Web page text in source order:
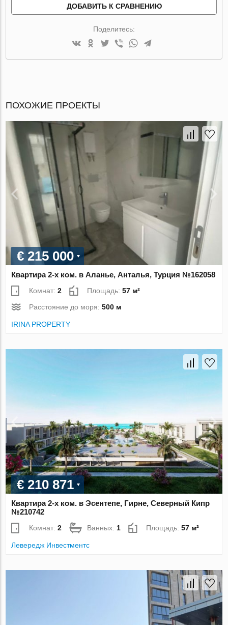
ДОБАВИТЬ К СРАВНЕНИЮ
Поделитесь:
ПОХОЖИЕ ПРОЕКТЫ
€ 215 000
Квартира 2-х ком. в Аланье, Анталья, Турция №162058
Комнат:2 Площадь:57 м²
Расстояние до моря:500 м
IRINA PROPERTY
€ 210 871
Квартира 2-х ком. в Эсентепе, Гирне, Северный Кипр
№210742
Комнат:2 Ванных: 1 Площадь:57 м²
Левередж Инвестментс